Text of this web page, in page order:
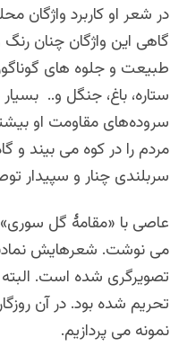
در شعر او کاربرد واژگان
گاهی این واژگان چنان
طبیعت و جلوه های
ستاره، باغ، جنگل و..
سروده‌های مقاومت او
مردم را در کوه می بیند و
سربلندی چنار و سپیدار
عاصی با «مقامۀ گل سوری»
می نوشت. شعرهایش
تصویرگری شده است.
تحریم شده بود. در آن
نمونه می پردازیم.